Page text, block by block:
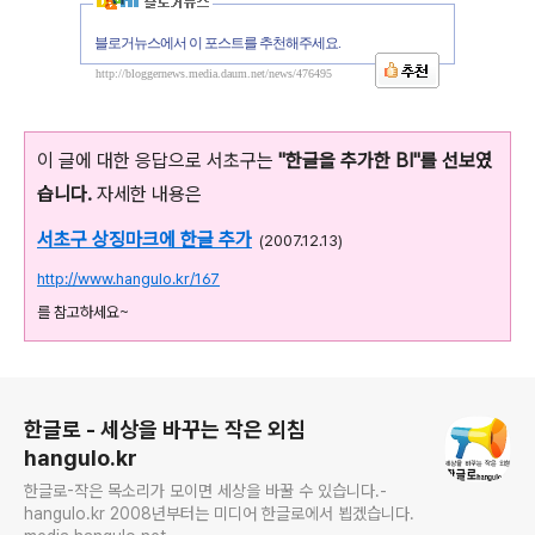
블로거뉴스에서 이 포스트를 추천해주세요.
http://bloggernews.media.daum.net/news/476495
이 글에 대한 응답으로 서초구는 "한글을 추가한 BI"를 선보였
습니다. 자세한 내용은
서초구 상징마크에 한글 추가 (2007.12.13)
http://www.hangulo.kr/167
를 참고하세요~
한글로 - 세상을 바꾸는 작은 외침
hangulo.kr
한글로-작은 목소리가 모이면 세상을 바꿀 수 있습니다.-
hangulo.kr 2008년부터는 미디어 한글로에서 뵙겠습니다.